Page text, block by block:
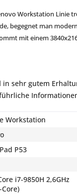
Workstation Linie
begegnet man
mit einem
sehr gutem
Workstation
P53
i7-9850H 2,6GHz